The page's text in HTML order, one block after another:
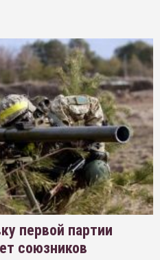
первой партии
союзников